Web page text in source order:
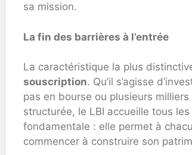
sa mission.
La fin des barrières à l’entrée
La caractéristique la plus
souscription. Qu’il s’agisse
pas en bourse ou plusieurs
structurée, le LBI accueille tous
fondamentale : elle permet à
commencer à construire son